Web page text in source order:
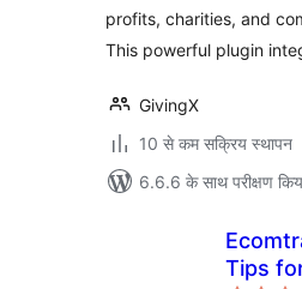
profits, charities, and
This powerful plugin
GivingX
10 से कम सक्रिय स्थापन
6.6.6 के साथ परीक्षण
Tips